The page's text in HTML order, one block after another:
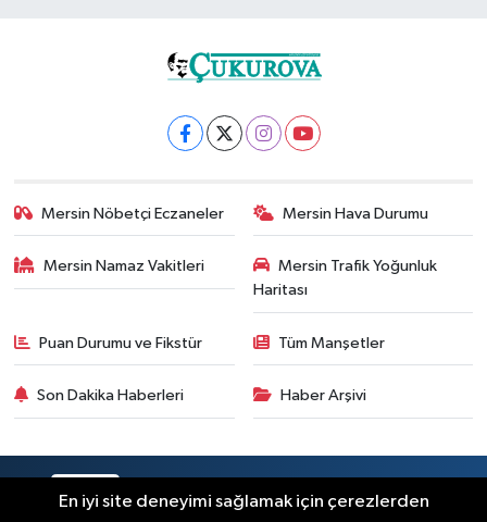
Mersin Nöbetçi Eczaneler Mersin Hava Durumu
Mersin Namaz Vakitleri
Mersin Trafik Yoğunluk
Haritası
Puan Durumu ve Fikstür Tüm Manşetler
Son Dakika Haberleri Haber Arşivi
RSS Copyright © 2025. Her hakkı saklıdır.
En iyi site deneyimi sağlamak için çerezlerden